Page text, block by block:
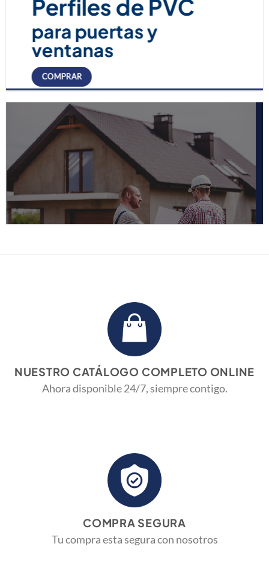
Perfiles de PVC
para puertas y
ventanas
COMPRAR
NUESTRO CATÁLOGO COMPLETO ONLINE
Ahora disponible 24/7,siempre contigo.
COMPRA SEGURA
Tu compra esta segura con nosotros